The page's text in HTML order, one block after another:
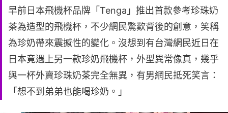
早前日本飛機杯品牌「Tenga」推出首款參考珍珠奶
茶為造型的飛機杯，不少網民驚歎背後的創意，笑稱
為珍奶帶來震撼性的變化。沒想到有台灣網民近日在
日本竟遇上另一款珍奶飛機杯，外型異常像真，幾乎
與一杯外賣珍珠奶茶完全無異，有男網民抵死笑言：
「想不到弟弟也能喝珍奶。」